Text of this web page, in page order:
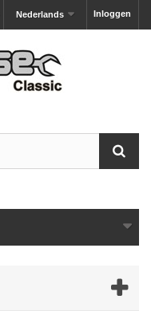
Inloggen
Nederlands